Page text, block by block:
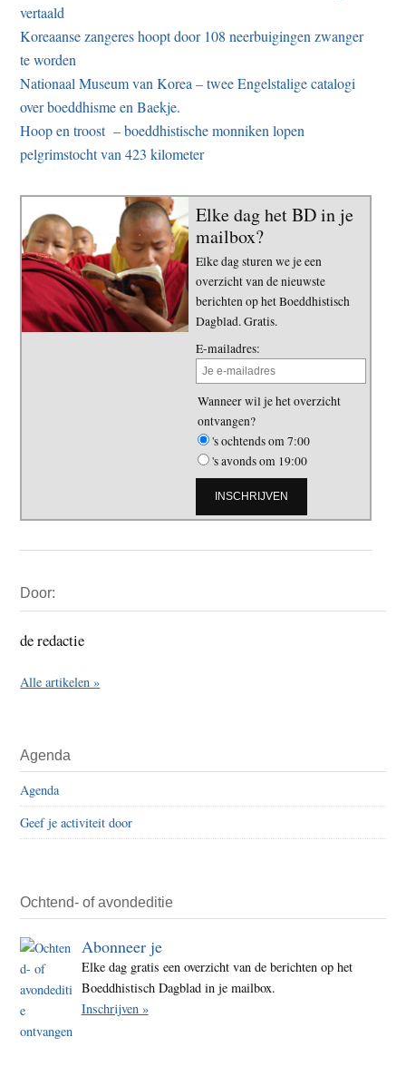
vertaald
Koreaanse zangeres hoopt door 108 neerbuigingen zwanger
te worden
Nationaal Museum van Korea – twee Engelstalige catalogi
over boeddhisme en Baekje.
Hoop en troost – boeddhistische monniken lopen
pelgrimstocht van 423 kilometer
Elke dag het BD in je
mailbox?
Elke dag sturen we je een
overzicht van de nieuwste
berichten op het Boeddhistisch
Dagblad. Gratis.
E-mailadres:
Wanneer wil je het overzicht
ontvangen?
's ochtends om 7:00
's avonds om 19:00
Sidebar
Door:
de redactie
Alle artikelen »
Agenda
Agenda
Geef je activiteit door
Ochtend- of avondeditie
Abonneer je
Elke dag gratis een overzicht van de berichten op het
Boeddhistisch Dagblad in je mailbox.
Inschrijven »